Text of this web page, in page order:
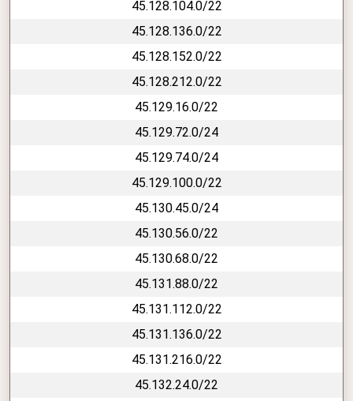
45.128.104.0/22
45.128.136.0/22
45.128.152.0/22
45.128.212.0/22
45.129.16.0/22
45.129.72.0/24
45.129.74.0/24
45.129.100.0/22
45.130.45.0/24
45.130.56.0/22
45.130.68.0/22
45.131.88.0/22
45.131.112.0/22
45.131.136.0/22
45.131.216.0/22
45.132.24.0/22